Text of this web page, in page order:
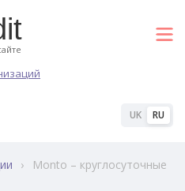
UK RU
›
Monto – круглосуточные